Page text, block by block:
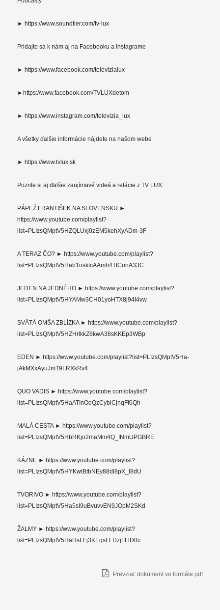
► https://www.soundtier.com/tv-lux
Pridajte sa k nám aj na Facebooku a Instagrame
► https://www.facebook.com/televizialux
►https://www.facebook.com/TVLUXdetom
► https://www.instagram.com/televizia_lux
A všetky ďalšie informácie nájdete na našom webe
► https://www.tvlux.sk
Pozrite si aj ďalšie zaujímavé videá a relácie z TV LUX:
PÁPEŽ FRANTIŠEK NA SLOVENSKU ►
https://www.youtube.com/playlist?
list=PLIzsQMptV5HZQLUxj0zEM5kehXyADm-3F
A TERAZ ČO? ► https://www.youtube.com/playlist?
list=PLIzsQMptV5Hab1osktcAAmh4TtConA33C
JEDEN NA JEDNÉHO ► https://www.youtube.com/playlist?
list=PLIzsQMptV5HYAMw3CH01yoHTX8j94I4vw
SVÄTÁ OMŠA ZBLÍZKA ► https://www.youtube.com/playlist?
list=PLIzsQMptV5HZHrlkkZ6kwA38sKKEp3WBp
EDEN ► https://www.youtube.com/playlist?list=PLIzsQMptV5Ha-
jAkMXxAyuJmT9LRXkRv4
QUO VADIS ► https://www.youtube.com/playlist?
list=PLIzsQMptV5HaATInOeQzCybiCjnqFf6Qh
MALÁ CESTA ► https://www.youtube.com/playlist?
list=PLIzsQMptV5HbRKjo2maMm4Q_INmUPGBRE
KÁZNE ► https://www.youtube.com/playlist?
list=PLIzsQMptV5HYKwtBtbNEy88dl8pX_l8dU
TVORIVO ► https://www.youtube.com/playlist?
list=PLIzsQMptV5Ha5sI9uBvuvvEN9JOpM2SKd
ŽALMY ► https://www.youtube.com/playlist?
list=PLIzsQMptV5HaHsLFj3KEqsLLHzjFLlD0c
Prevziať dokument vo formáte pdf